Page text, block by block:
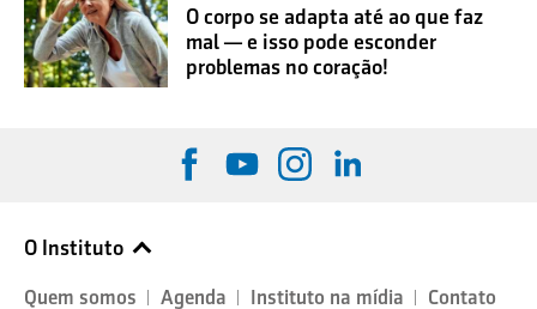
O corpo se adapta até ao que faz
mal — e isso pode esconder
problemas no coração!
O Instituto
Quem somos Agenda Instituto na mídia
Contato